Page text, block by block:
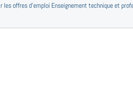
les offres d'emploi Enseignement technique et